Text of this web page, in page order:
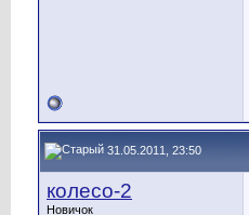
31.05.2011, 23:50
колесо-2
Новичок